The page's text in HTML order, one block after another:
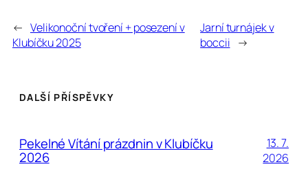
← Velikonoční tvoření + posezení v
Klubíčku 2025
Jarní turnájek v
boccii →
DALŠÍ PŘÍSPĚVKY
Pekelné Vítání prázdnin v Klubíčku
2026
13. 7.
2026